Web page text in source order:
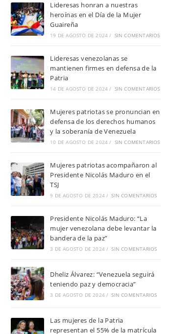
Lideresas honran a nuestras
heroínas en el Día de la Mujer
Guaireña
19 DE AGOSTO DE 2024 / SIN COMENTARIOS
Lideresas venezolanas se
mantienen firmes en defensa de la
Patria
14 DE AGOSTO DE 2024 / SIN COMENTARIOS
Mujeres patriotas se pronuncian en
defensa de los derechos humanos
y la soberanía de Venezuela
10 DE AGOSTO DE 2024 / SIN COMENTARIOS
Mujeres patriotas acompañaron al
Presidente Nicolás Maduro en el
TSJ
9 DE AGOSTO DE 2024 / SIN COMENTARIOS
Presidente Nicolás Maduro: “La
mujer venezolana debe levantar la
bandera de la paz”
3 DE AGOSTO DE 2024 / SIN COMENTARIOS
Dheliz Álvarez: “Venezuela seguirá
teniendo paz y democracia”
3 DE AGOSTO DE 2024 / SIN COMENTARIOS
Las mujeres de la Patria
representan el 55% de la matrícula